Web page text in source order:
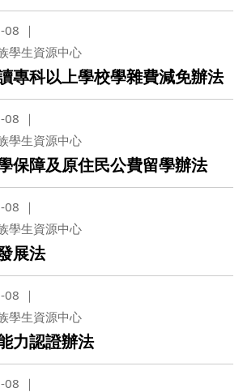
08
學生資源中心
專科以上學校學雜費減免辦法
08
學生資源中心
保障及原住民公費留學辦法
08
學生資源中心
展法
08
學生資源中心
力認證辦法
08